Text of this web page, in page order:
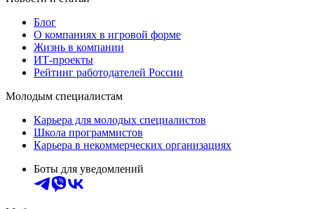
Блог
О компаниях в игровой форме
Жизнь в компании
ИТ-проекты
Рейтинг работодателей России
Молодым специалистам
Карьера для молодых специалистов
Школа программистов
Карьера в некоммерческих организациях
Боты для уведомлений